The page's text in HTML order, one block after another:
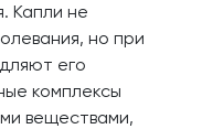
Капли не
но при
его
комплексы
веществами,